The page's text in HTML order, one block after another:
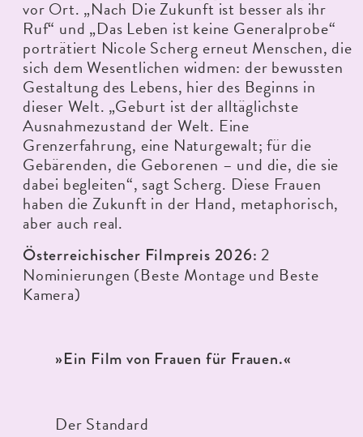
vor Ort. „Nach Die Zukunft ist besser als ihr
Ruf“ und „Das Leben ist keine Generalprobe“
porträtiert Nicole Scherg erneut Menschen, die
sich dem Wesentlichen widmen: der bewussten
Gestaltung des Lebens, hier des Beginns in
dieser Welt. „Geburt ist der alltäglichste
Ausnahmezustand der Welt. Eine
Grenzerfahrung, eine Naturgewalt; für die
Gebärenden, die Geborenen – und die, die sie
dabei begleiten“, sagt Scherg. Diese Frauen
haben die Zukunft in der Hand, metaphorisch,
aber auch real.
Österreichischer Filmpreis 2026: 2
Nominierungen (Beste Montage und Beste
Kamera)
»Ein Film von Frauen für Frauen.«
Der Standard